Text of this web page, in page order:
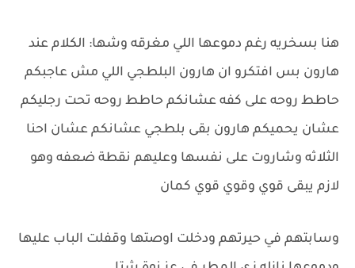
هنا بسخريه رغم دموعها اللي مغرقه وشها: الكلام عند
هارون بس افتكرو ان هارون البلطجي اللي مش عاجبكم
حاطط روحه على كفه عشانكم حاطط روحه تحت رجليكم
عشان يحميكم هارون بقى بلطجي عشانكم عشان احنا
الثلاثه وشاروت على نفسها وعليهم نقطة ضعفه وهو
لازم يبقى قوي وقوي قوي كمان
وسابتهم في حيرتهم ودخلت اوصتها وقفلت الباب عليها